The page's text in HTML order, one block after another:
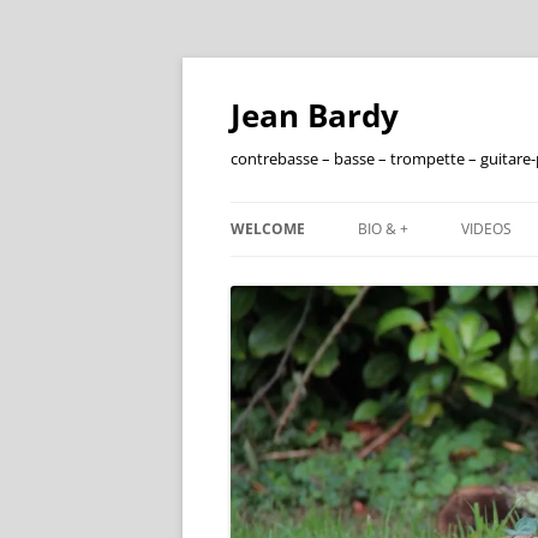
Jean Bardy
contrebasse – basse – trompette –
WELCOME BIO & +
ENGLISH
DISCOGRAPHIE
FILMOGRAPHIE
VIDEOS